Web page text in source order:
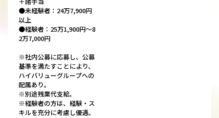
●未経験者：24万7,900円
以上
●経験者：25万1,900円～8
2万7,000円
※社内公募に応募し、公募
基準を満たすことにより、
ハイバリューグループへの
配属あり。
※別途残業代支給。
※経験者の方は、経験・ス
キルを充分に考慮し優遇。